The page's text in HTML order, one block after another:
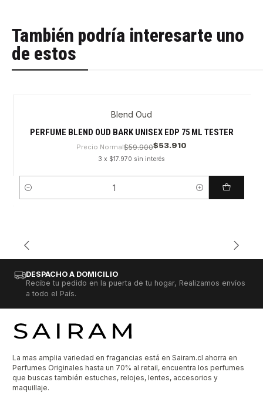
También podría interesarte uno
de estos
Blend Oud
PERFUME BLEND OUD BARK UNISEX EDP 75 ML TESTER
Precio Normal$59.900$53.910
3 x $17.970 sin interés
Cantidad
DESPACHO A DOMICILIO
Recibe tu pedido en la puerta de tu hogar, Realizamos envíos
a todo el País.
La mas amplia variedad en fragancias está en Sairam.cl ahorra en
Perfumes Originales hasta un 70% al retail, encuentra los perfumes
que buscas también estuches, relojes, lentes, accesorios y
maquillaje.